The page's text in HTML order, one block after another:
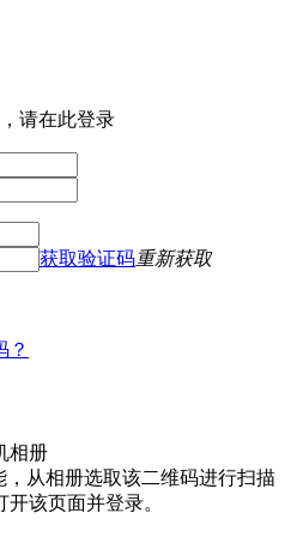
请在此登录
获取验证码重新获取
？
相册
，从相册选取该二维码进行扫描
该页面并登录。